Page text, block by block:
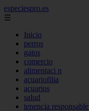
especiespro.es
☰
Inicio
perros
gatos
comercio
alimentaci n
acuariofilia
acuarios
salud
tenencia responsable